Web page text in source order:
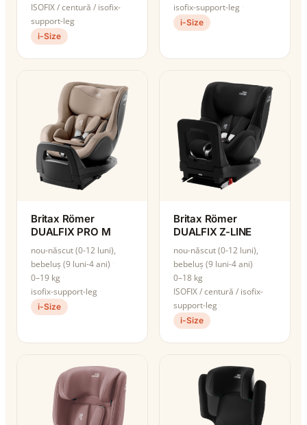
ISOFIX / centură / isofix-
support-leg
i-Size
isofix-support-leg
i-Size
Britax Römer
DUALFIX PRO M
nou-născut (0-12 luni),
bebeluș (9 luni-4 ani)
0–19 kg
isofix-support-leg
i-Size
Britax Römer
DUALFIX Z-LINE
nou-născut (0-12 luni),
bebeluș (9 luni-4 ani)
0–18 kg
ISOFIX / centură / isofix-
support-leg
i-Size